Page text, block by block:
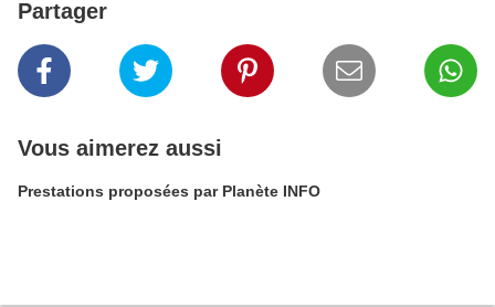
Partager
Vous aimerez aussi
Prestations proposées par Planète INFO